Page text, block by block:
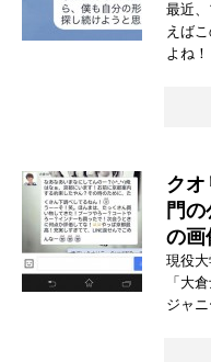
最近
えば
よね
クオ
門
の画
現役
「大
ジャ